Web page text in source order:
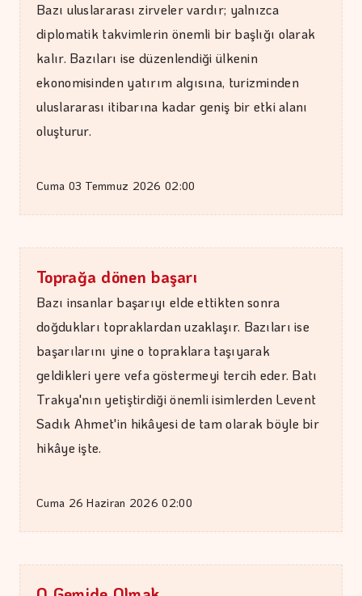
Bazı uluslararası zirveler vardır; yalnızca
diplomatik takvimlerin önemli bir başlığı olarak
kalır. Bazıları ise düzenlendiği ülkenin
ekonomisinden yatırım algısına, turizminden
uluslararası itibarına kadar geniş bir etki alanı
oluşturur.
Cuma 03 Temmuz 2026 02:00
Toprağa dönen başarı
Bazı insanlar başarıyı elde ettikten sonra
doğdukları topraklardan uzaklaşır. Bazıları ise
başarılarını yine o topraklara taşıyarak
geldikleri yere vefa göstermeyi tercih eder. Batı
Trakya'nın yetiştirdiği önemli isimlerden Levent
Sadık Ahmet'in hikâyesi de tam olarak böyle bir
hikâye işte.
Cuma 26 Haziran 2026 02:00
Ahlat'tan Nemrut Krateri'ne